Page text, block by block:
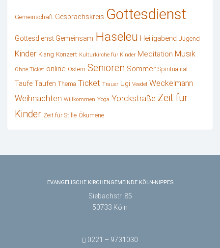
Gemeinschaft Gesprächskreis Gottesdienst
Gottesdienst Gemeinsam Haseleu Heiligabend Jugend
Kinder Klang Konzert Kulturkirche für Kinder Meditation Musik
Ohne Ticket online Ostern Senioren Sommer Spiritualität
Taufe Taufen Thema Ticket Trauer Ugi Veedel Weckelmann
Weihnachten Willkommen Yoga Yorckstraße Zeit für
Kinder Zeit für Stille Ökumene
EVANGELISCHE KIRCHENGEMEINDE KÖLN-NIPPES
Siebachstr. 85
50733 Köln
0221 – 9731030